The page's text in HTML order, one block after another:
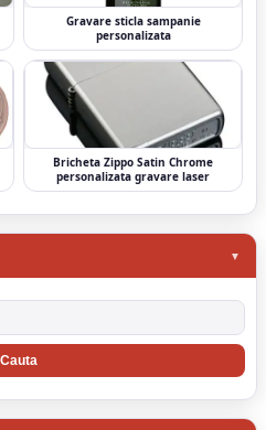
Gravare sticla sampanie
personalizata
Bricheta Zippo Satin Chrome
personalizata gravare laser